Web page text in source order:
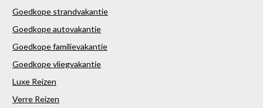
Goedkope strandvakantie
Goedkope autovakantie
Goedkope familievakantie
Goedkope vliegvakantie
Luxe Reizen
Verre Reizen